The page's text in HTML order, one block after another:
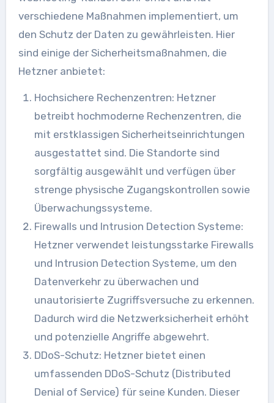
verschiedene Maßnahmen implementiert, um
den Schutz der Daten zu gewährleisten. Hier
sind einige der Sicherheitsmaßnahmen, die
Hetzner anbietet:
Hochsichere Rechenzentren: Hetzner
betreibt hochmoderne Rechenzentren, die
mit erstklassigen Sicherheitseinrichtungen
ausgestattet sind. Die Standorte sind
sorgfältig ausgewählt und verfügen über
strenge physische Zugangskontrollen sowie
Überwachungssysteme.
Firewalls und Intrusion Detection Systeme:
Hetzner verwendet leistungsstarke Firewalls
und Intrusion Detection Systeme, um den
Datenverkehr zu überwachen und
unautorisierte Zugriffsversuche zu erkennen.
Dadurch wird die Netzwerksicherheit erhöht
und potenzielle Angriffe abgewehrt.
DDoS-Schutz: Hetzner bietet einen
umfassenden DDoS-Schutz (Distributed
Denial of Service) für seine Kunden. Dieser